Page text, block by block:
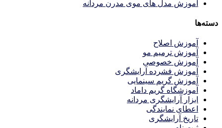
آموزش مدل های موی مدرن مردانه
دسته‌ها
آموزش اصلاح
آموزش ترمیم مو
آموزش خصوصی
آموزش فشرده آرایشگری
آموزش گریم سینمایی
آموزشگاه گریم داماد
ابزار آرایشگری مردانه
اعطای نمایندگی
تاریخ آرایشگری